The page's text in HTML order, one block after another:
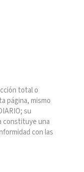
total o
página, mismo
su
constituye una
con las